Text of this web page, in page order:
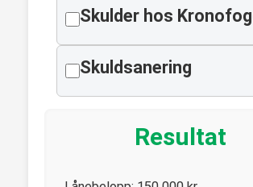
Skulder hos
Skuldsanering
Resultat